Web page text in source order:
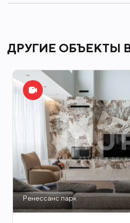
Фитнес клубы
ДРУГИЕ ОБЪЕКТЫ
Ренессанс парк